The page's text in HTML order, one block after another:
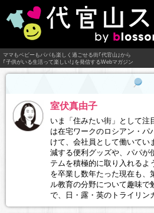
ママもベビーもパパも楽しく過ごせる街｢代官山｣から
｢子供がいる生活って楽しい!｣を発信するWebマガジン
室伏真由子
いま「住みたい街」として注
は在宅ワークのロシアン・パ
けて、会社員として働いてい
減する便利グッズや、パパが
テムを積極的に取り入れるよ
を卒業し数年たった現在も、
ル教育の分野について趣味で
で、日・露・英のトライリン